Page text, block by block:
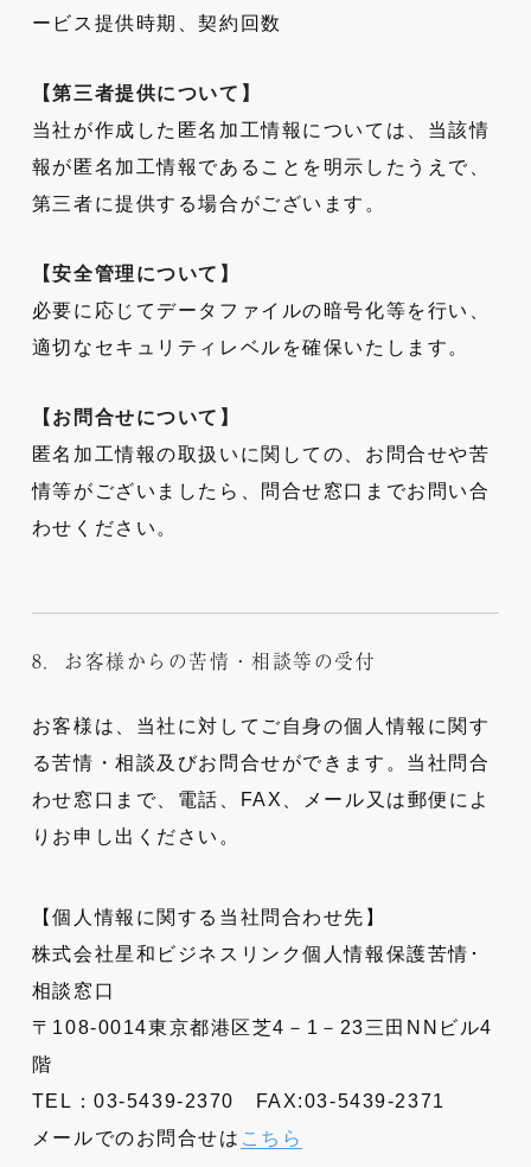
ービス提供時期、契約回数
【第三者提供について】
当社が作成した匿名加工情報については、当該情
報が匿名加工情報であることを明示したうえで、
第三者に提供する場合がございます。
【安全管理について】
必要に応じてデータファイルの暗号化等を行い、
適切なセキュリティレベルを確保いたします。
【お問合せについて】
匿名加工情報の取扱いに関しての、お問合せや苦
情等がございましたら、問合せ窓口までお問い合
わせください。
8．お客様からの苦情・相談等の受付
お客様は、当社に対してご自身の個人情報に関す
る苦情・相談及びお問合せができます。当社問合
わせ窓口まで、電話、FAX、メール又は郵便によ
りお申し出ください。
【個人情報に関する当社問合わせ先】
株式会社星和ビジネスリンク個人情報保護苦情･
相談窓口
〒108-0014東京都港区芝4－1－23三田NNビル4
階
TEL：03-5439-2370
FAX:03-5439-2371
メールでのお問合せは こちら